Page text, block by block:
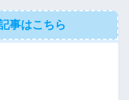
事はこちら